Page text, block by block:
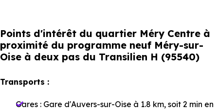
Points d'intérêt du quartier Méry Centre à
proximité du programme neuf Méry-sur-
Oise à deux pas du Transilien H (95540)
Transports :
Gares : Gare d'Auvers-sur-Oise à 1.8 km, soit 2 min en